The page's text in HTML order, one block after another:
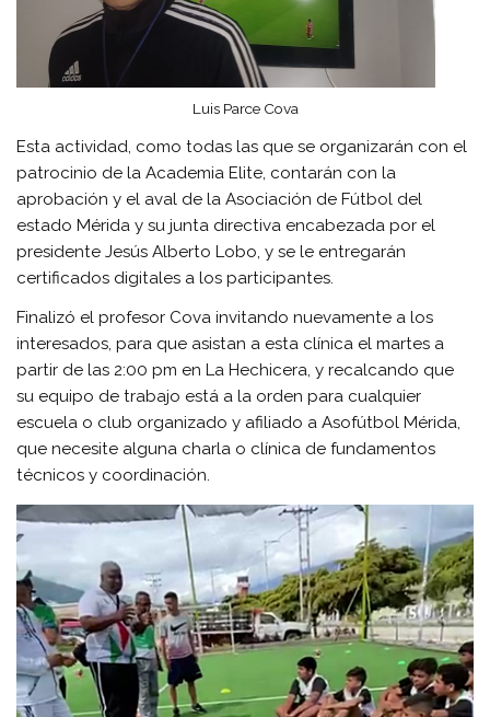
Luis Parce Cova
Esta actividad, como todas las que se organizarán con el
patrocinio de la Academia Elite, contarán con la
aprobación y el aval de la Asociación de Fútbol del
estado Mérida y su junta directiva encabezada por el
presidente Jesús Alberto Lobo, y se le entregarán
certificados digitales a los participantes.
Finalizó el profesor Cova invitando nuevamente a los
interesados, para que asistan a esta clínica el martes a
partir de las 2:00 pm en La Hechicera, y recalcando que
su equipo de trabajo está a la orden para cualquier
escuela o club organizado y afiliado a Asofútbol Mérida,
que necesite alguna charla o clínica de fundamentos
técnicos y coordinación.